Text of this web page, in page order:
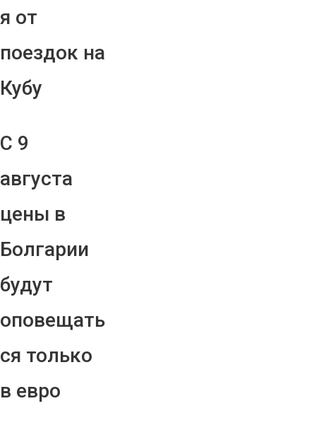
я от
поездок на
Кубу
С 9
августа
цены в
Болгарии
будут
оповещать
ся только
в евро